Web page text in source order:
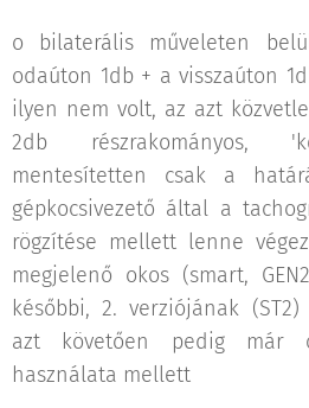
o bilaterális műveleten
odaúton 1db + a visszaúton
ilyen nem volt, az azt
2db részrakományos,
mentesítetten csak a
gépkocsivezető által a
rögzítése mellett lenne
megjelenő okos (smart,
későbbi, 2. verziójának (ST2)
azt követően pedig már
használata mellett